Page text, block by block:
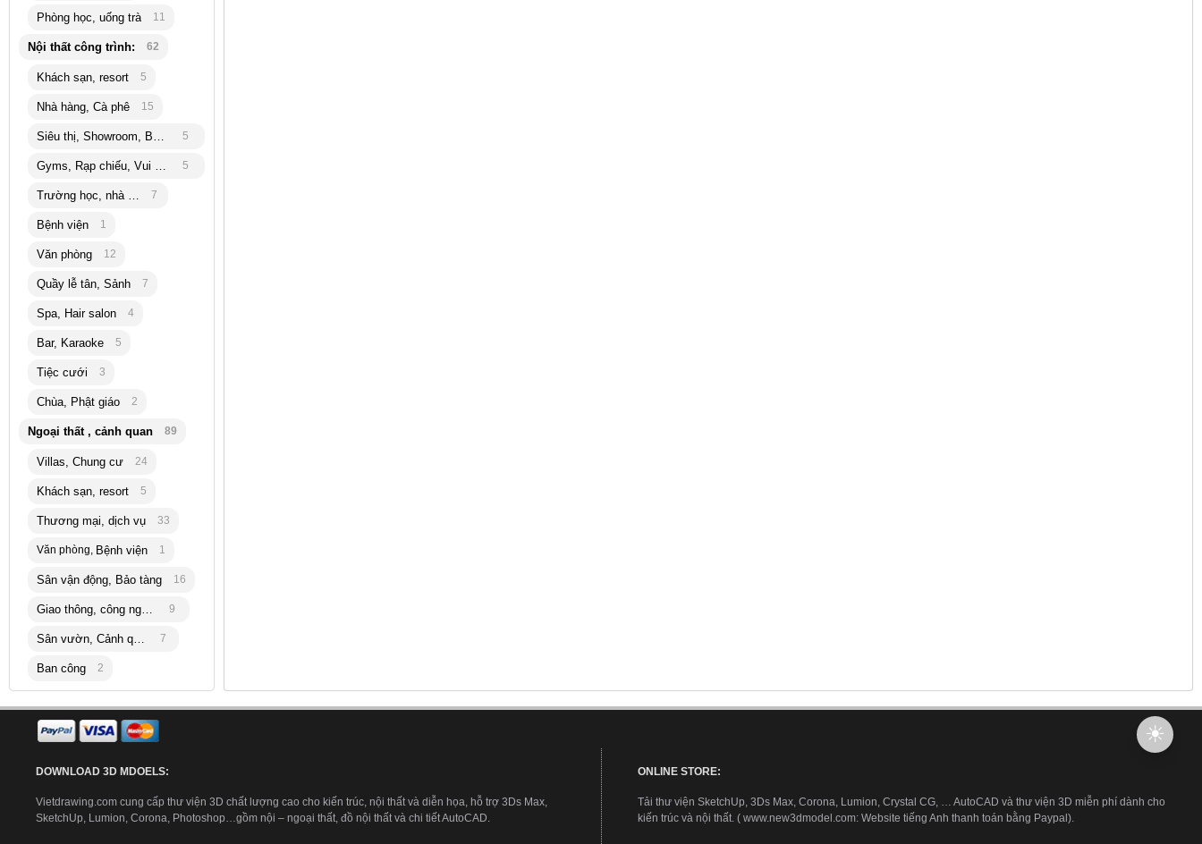
Phòng học, uống trà 11
Nội thất công trình: 62
Khách sạn, resort 5
Nhà hàng, Cà phê 15
Siêu thị, Showroom, Bán lẽ 5
Gyms, Rạp chiếu, Vui chơi 5
Trường học, nhà trẻ 7
Bệnh viện 1
Văn phòng 12
Quầy lễ tân, Sảnh 7
Spa, Hair salon 4
Bar, Karaoke 5
Tiệc cưới 3
Chùa, Phật giáo 2
Ngoại thất , cảnh quan 89
Villas, Chung cư 24
Khách sạn, resort 5
Thương mại, dịch vụ 33
Văn phòng, Bệnh viện 1
Sân vận động, Bảo tàng 16
Giao thông, công nghiệp 9
Sân vườn, Cảnh quan 7
Ban công 2
DOWNLOAD 3D MDOELS:
Vietdrawing.com cung cấp thư viện 3D chất lượng cao cho kiến trúc, nội thất và diễn họa, hỗ trợ 3Ds Max,
SketchUp, Lumion, Corona, Photoshop…gồm nội – ngoại thất, đồ nội thất và chi tiết AutoCAD.
ONLINE STORE:
Tải thư viện SketchUp, 3Ds Max, Corona, Lumion, Crystal CG, … AutoCAD và thư viện 3D miễn phí dành cho
kiến trúc và nội thất. ( www.new3dmodel.com: Website tiếng Anh thanh toán bằng Paypal).